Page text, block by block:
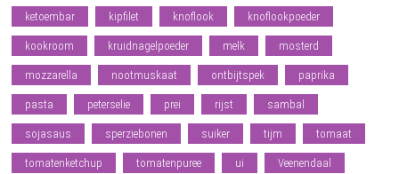
ketoembar kipfilet knoflook knoflookpoeder
kookroom kruidnagelpoeder melk mosterd
mozzarella nootmuskaat ontbijtspek paprika
pasta peterselie prei rijst sambal
sojasaus sperziebonen suiker tijm tomaat
tomatenketchup tomatenpuree ui Veenendaal